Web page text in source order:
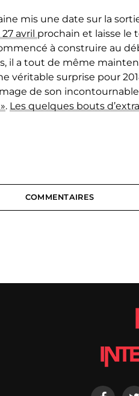
mis une date sur la
avril prochain et laisse le
à construire au
il a tout de même
véritable surprise pour
de son incontournable
. Les quelques bouts
COMMENTAIRES